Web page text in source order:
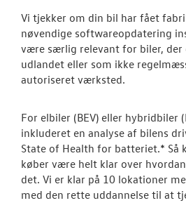
Vi tjekker om din bil har fået
nøvendige softwareopdatering
være særlig relevant for biler,
udlandet eller som ikke
autoriseret værksted.
For elbiler (BEV) eller hybridbiler
inkluderet en analyse af bilens
State of Health for batteriet.* Så
køber være helt klar over
det. Vi er klar på 10 lokationer
med den rette uddannelse til at